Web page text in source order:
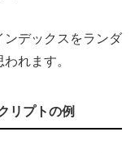
ンデックスをランダ
れます。
リプトの例